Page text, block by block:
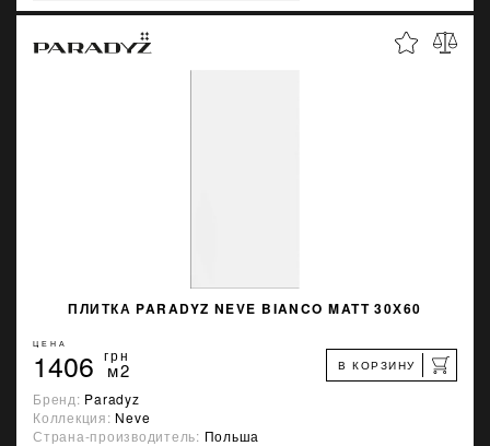
ПЛИТКА PARADYZ NEVE BIANCO MATT 30Х60
ЦЕНА
1406 грн
м2 В КОРЗИНУ
Бренд: Paradyz
Коллекция: Neve
Страна-производитель: Польша